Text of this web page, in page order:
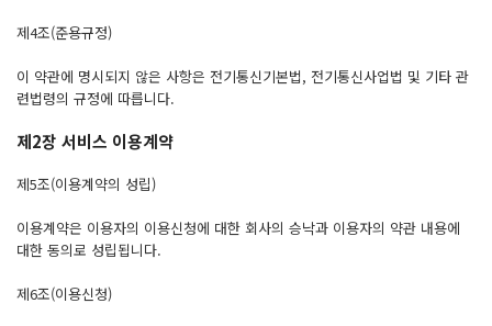
제4조(준용규정)
이 약관에 명시되지 않은 사항은 전기통신기본법, 전기통신사업법 및 기타 관
련법령의 규정에 따릅니다.
제2장 서비스 이용계약
제5조(이용계약의 성립)
이용계약은 이용자의 이용신청에 대한 회사의 승낙과 이용자의 약관 내용에
대한 동의로 성립됩니다.
제6조(이용신청)